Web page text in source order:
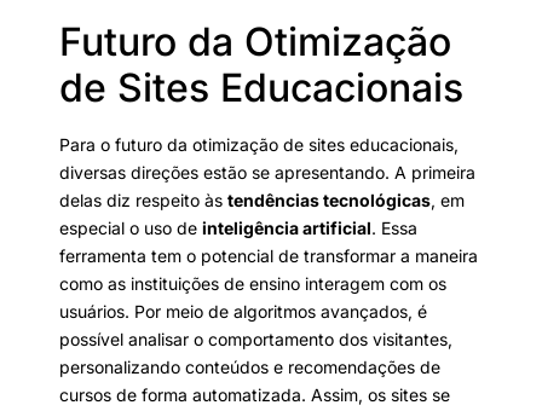
Futuro da Otimização
de Sites Educacionais
Para o futuro da otimização de sites educacionais,
diversas direções estão se apresentando. A primeira
delas diz respeito às tendências tecnológicas, em
especial o uso de inteligência artificial. Essa
ferramenta tem o potencial de transformar a maneira
como as instituições de ensino interagem com os
usuários. Por meio de algoritmos avançados, é
possível analisar o comportamento dos visitantes,
personalizando conteúdos e recomendações de
cursos de forma automatizada. Assim, os sites se